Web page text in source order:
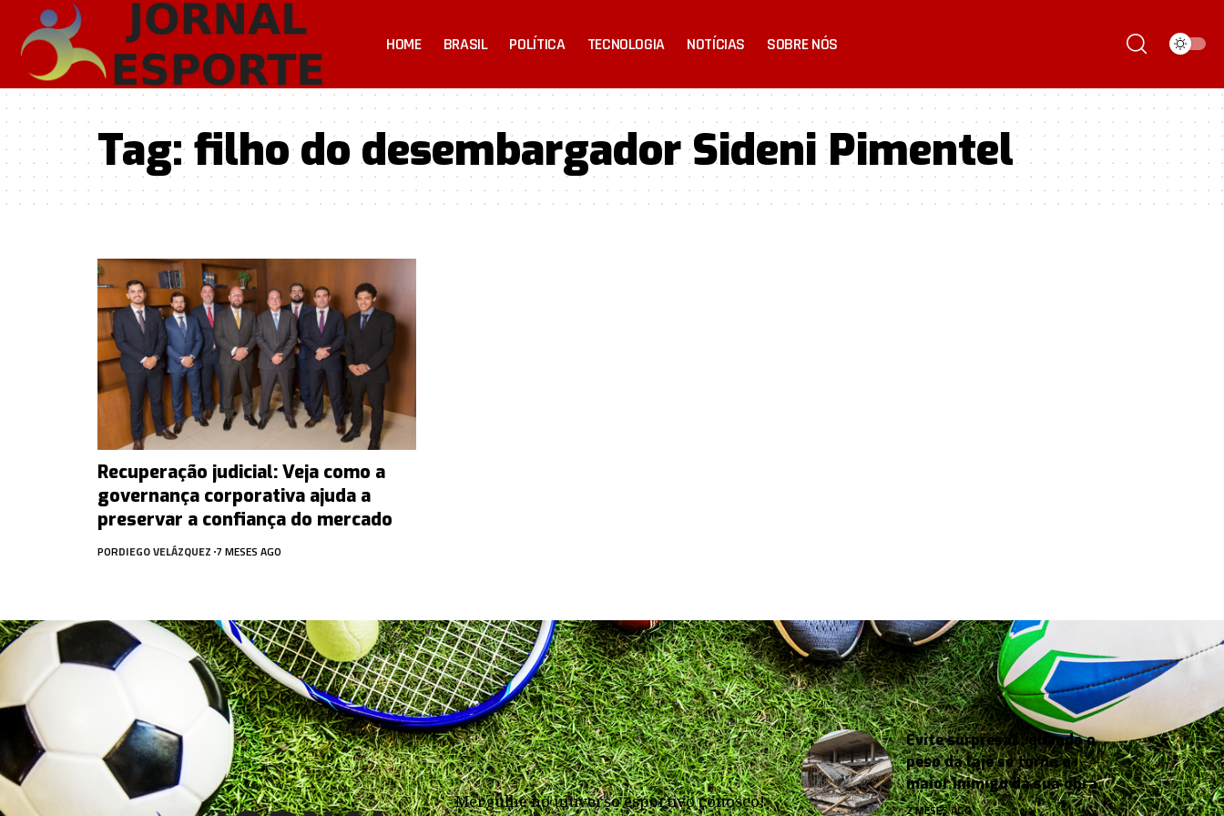
HOME BRASIL POLÍTICA TECNOLOGIA NOTÍCIAS SOBRE NÓS
Tag:filho do desembargador Sideni Pimentel
Recuperação judicial: Veja como a
governança corporativa ajuda a
preservar a confiança do mercado
PORDIEGO VELÁZQUEZ 7 MESES AGO
Mergulhe no universo esportivo conosco!
Evite surpresas: quando o
peso da laje se torna o
maior inimigo da sua obra
2 MESES AGO